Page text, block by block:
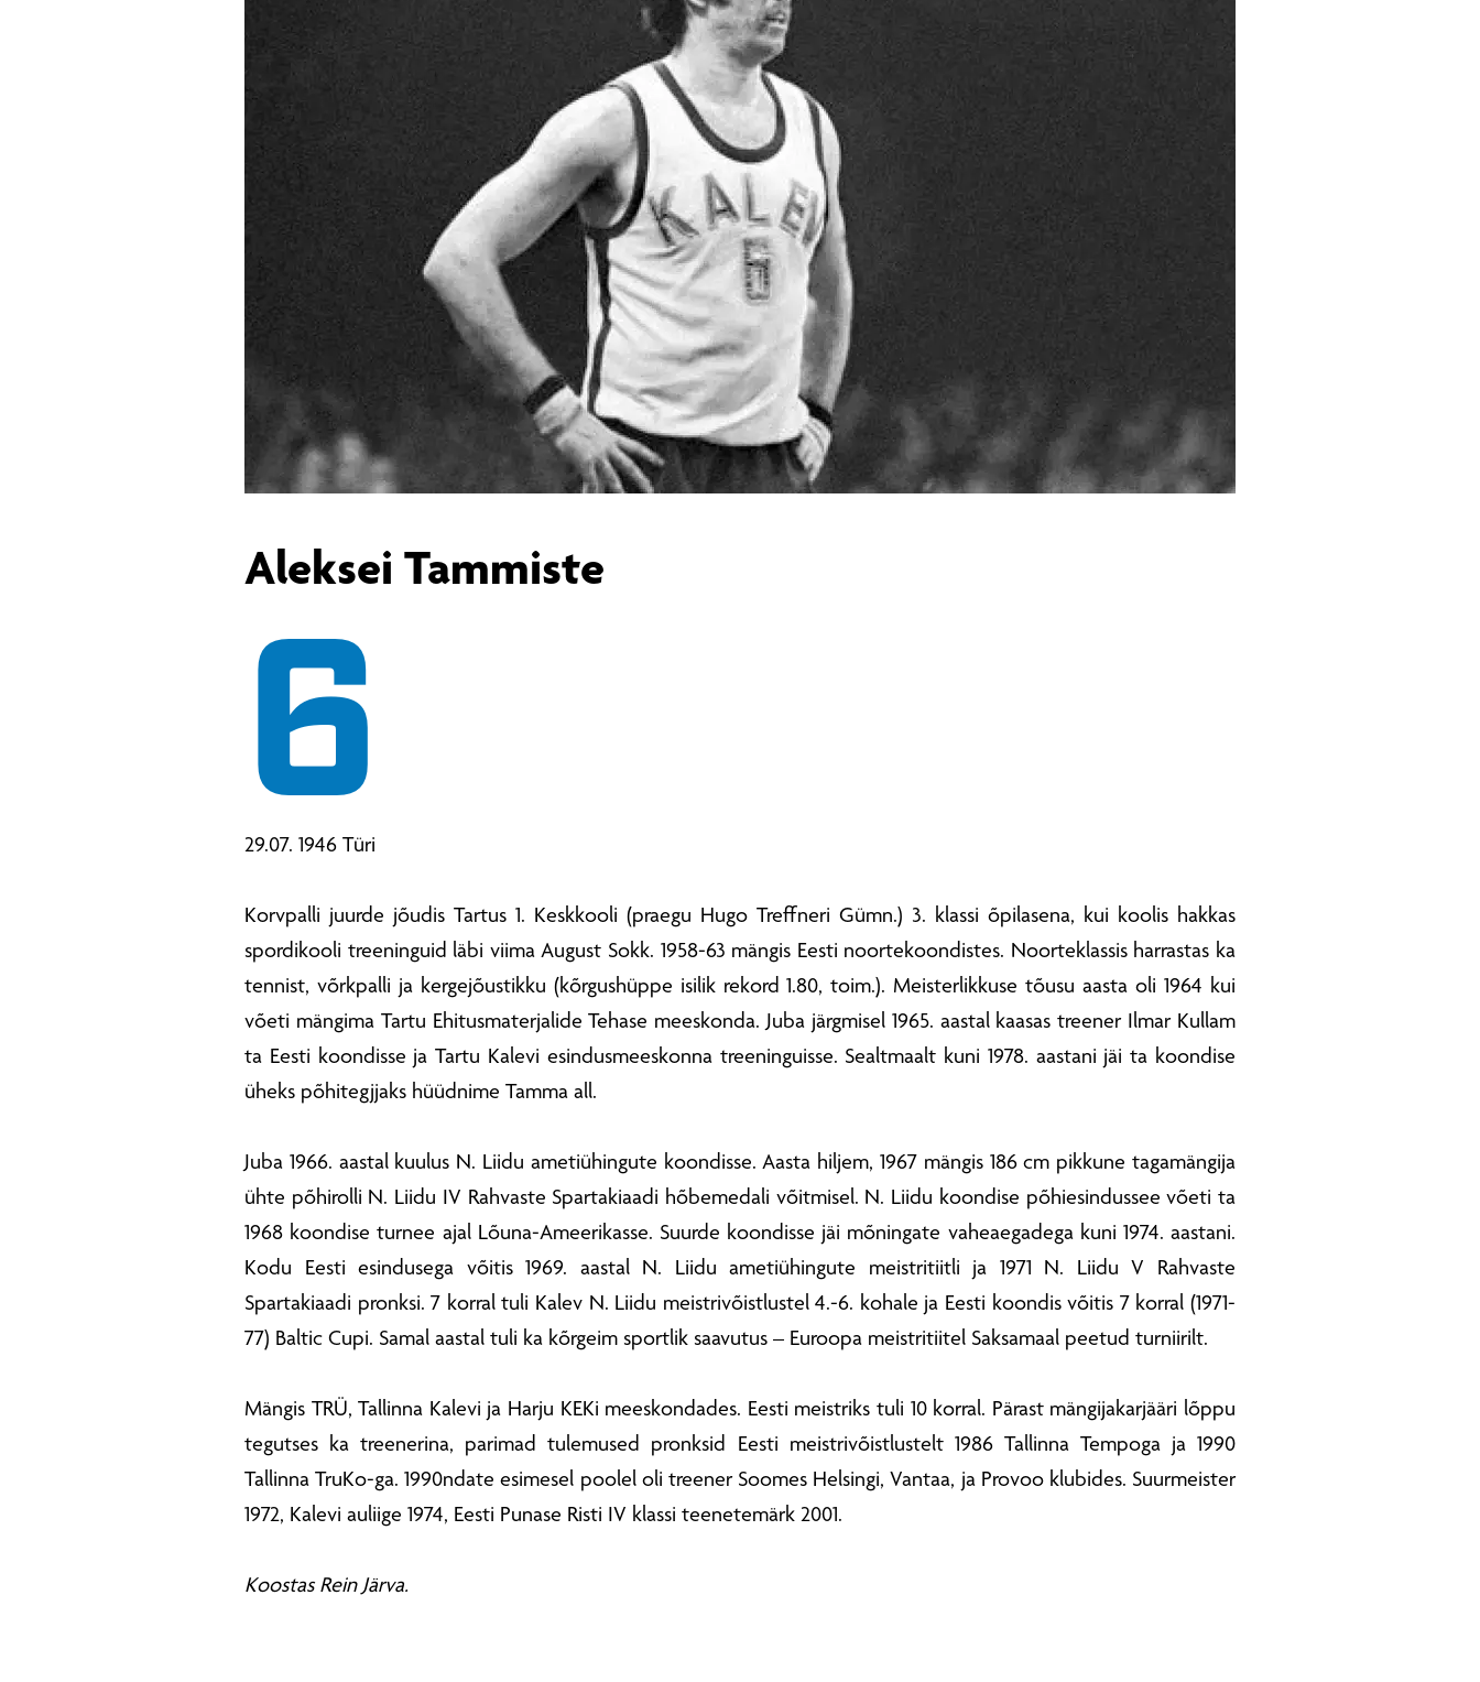
Aleksei Tammiste
6
29.07. 1946 Türi
Korvpalli juurde jõudis Tartus 1. Keskkooli (praegu Hugo Treffneri Gümn.) 3. klassi õpilasena, kui koolis hakkas
spordikooli treeninguid läbi viima August Sokk. 1958-63 mängis Eesti noortekoondistes. Noorteklassis harrastas ka
tennist, võrkpalli ja kergejõustikku (kõrgushüppe isilik rekord 1.80, toim.). Meisterlikkuse tõusu aasta oli 1964 kui
võeti mängima Tartu Ehitusmaterjalide Tehase meeskonda. Juba järgmisel 1965. aastal kaasas treener Ilmar Kullam
ta Eesti koondisse ja Tartu Kalevi esindusmeeskonna treeninguisse. Sealtmaalt kuni 1978. aastani jäi ta koondise
üheks põhitegjjaks hüüdnime Tamma all.
Juba 1966. aastal kuulus N. Liidu ametiühingute koondisse. Aasta hiljem, 1967 mängis 186 cm pikkune tagamängija
ühte põhirolli N. Liidu IV Rahvaste Spartakiaadi hõbemedali võitmisel. N. Liidu koondise põhiesindussee võeti ta
1968 koondise turnee ajal Lõuna-Ameerikasse. Suurde koondisse jäi mõningate vaheaegadega kuni 1974. aastani.
Kodu Eesti esindusega võitis 1969. aastal N. Liidu ametiühingute meistritiitli ja 1971 N. Liidu V Rahvaste
Spartakiaadi pronksi. 7 korral tuli Kalev N. Liidu meistrivõistlustel 4.-6. kohale ja Eesti koondis võitis 7 korral (1971-
77) Baltic Cupi. Samal aastal tuli ka kõrgeim sportlik saavutus – Euroopa meistritiitel Saksamaal peetud turniirilt.
Mängis TRÜ, Tallinna Kalevi ja Harju KEKi meeskondades. Eesti meistriks tuli 10 korral. Pärast mängijakarjääri lõppu
tegutses ka treenerina, parimad tulemused pronksid Eesti meistrivõistlustelt 1986 Tallinna Tempoga ja 1990
Tallinna TruKo-ga. 1990ndate esimesel poolel oli treener Soomes Helsingi, Vantaa, ja Provoo klubides. Suurmeister
1972, Kalevi auliige 1974, Eesti Punase Risti IV klassi teenetemärk 2001.
Koostas Rein Järva.